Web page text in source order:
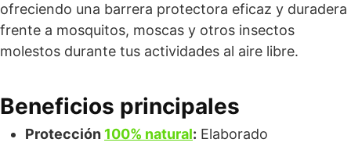
ofreciendo una barrera protectora eficaz y duradera
frente a mosquitos, moscas y otros insectos
molestos durante tus actividades al aire libre.
Beneficios principales
Protección 100% natural: Elaborado